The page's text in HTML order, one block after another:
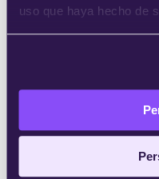
uso que haya hecho de
Big data & IA
Big Data